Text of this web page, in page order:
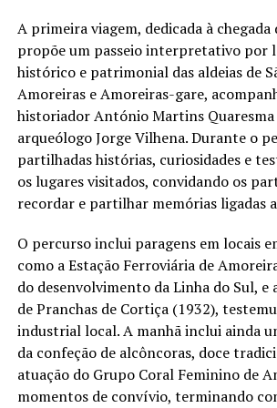
A primeira viagem, dedicada à chegada
propõe um passeio interpretativo por
histórico e patrimonial das aldeias de
Amoreiras e Amoreiras-gare,
historiador António Martins Quaresma
arqueólogo Jorge Vilhena. Durante o
partilhadas histórias, curiosidades e
os lugares visitados, convidando os
recordar e partilhar memórias ligadas
O percurso inclui paragens em locais
como a Estação Ferroviária de
do desenvolvimento da Linha do Sul, e
de Pranchas de Cortiça (1932),
industrial local. A manhã inclui ainda
da confeção de alcôncoras, doce
atuação do Grupo Coral Feminino de
momentos de convívio, terminando